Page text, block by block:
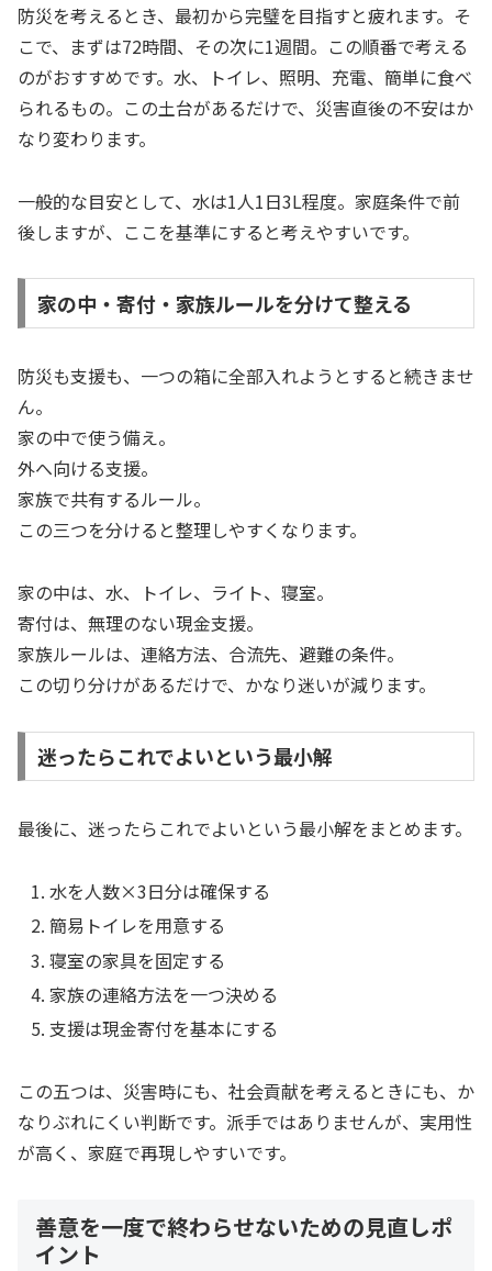
防災を考えるとき、最初から完璧を目指すと疲れます。そ
こで、まずは72時間、その次に1週間。この順番で考える
のがおすすめです。水、トイレ、照明、充電、簡単に食べ
られるもの。この土台があるだけで、災害直後の不安はか
なり変わります。
一般的な目安として、水は1人1日3L程度。家庭条件で前
後しますが、ここを基準にすると考えやすいです。
家の中・寄付・家族ルールを分けて整える
防災も支援も、一つの箱に全部入れようとすると続きませ
ん。
家の中で使う備え。
外へ向ける支援。
家族で共有するルール。
この三つを分けると整理しやすくなります。
家の中は、水、トイレ、ライト、寝室。
寄付は、無理のない現金支援。
家族ルールは、連絡方法、合流先、避難の条件。
この切り分けがあるだけで、かなり迷いが減ります。
迷ったらこれでよいという最小解
最後に、迷ったらこれでよいという最小解をまとめます。
水を人数×3日分は確保する
簡易トイレを用意する
寝室の家具を固定する
家族の連絡方法を一つ決める
支援は現金寄付を基本にする
この五つは、災害時にも、社会貢献を考えるときにも、か
なりぶれにくい判断です。派手ではありませんが、実用性
が高く、家庭で再現しやすいです。
善意を一度で終わらせないための見直しポ
イント